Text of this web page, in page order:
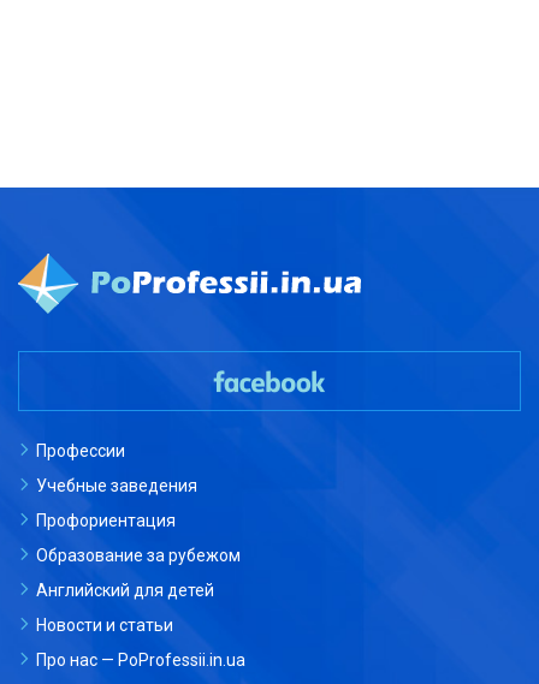
Профессии
Учебные заведения
Профориентация
Образование за рубежом
Английский для детей
Новости и статьи
Про нас — PoProfessii.in.ua